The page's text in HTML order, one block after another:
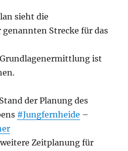
sieht die
Strecke für das
ist
der Planung des
#Jungfernheide –
Zeitplanung für